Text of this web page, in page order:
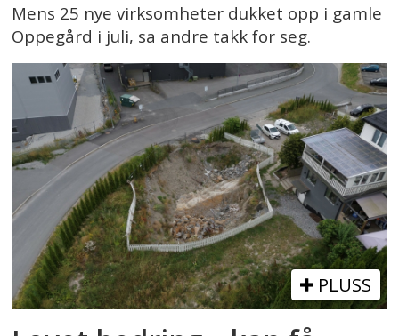
Mens 25 nye virksomheter dukket opp i gamle
Oppegård i juli, sa andre takk for seg.
PLUSS